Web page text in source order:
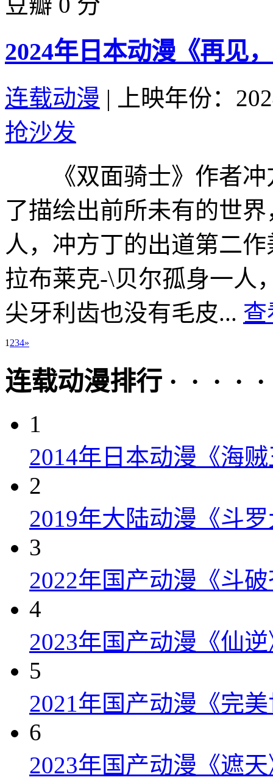
2024年日本动漫《再见
连载动漫 |
上映年份：
抢沙发
《双面骑士》作者冲
了描绘出前所未有的世
人，冲方丁的出道第二
拉布莱克‐\贝尔孤身一人
尖牙利齿也没有毛皮... 查
1 234»
连载动漫排行 · · · · ·
1
2014年日本动漫《海
2
2019年大陆动漫《斗
3
2022年国产动漫《斗
4
2023年国产动漫《仙
5
2021年国产动漫《完
6
2023年国产动漫《遮